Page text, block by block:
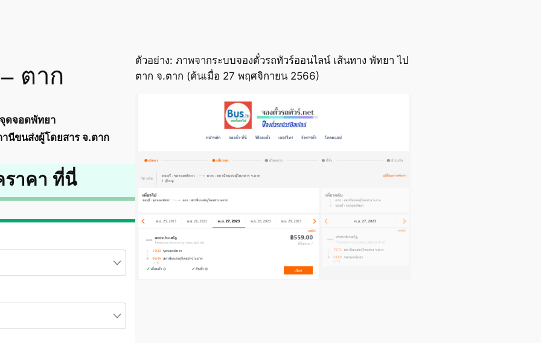
ตาก
จุดจอดพัทยา
านีขนส่งผู้โดยสาร จ.ตาก
ราคา ที่นี่
ตัวอย่าง: ภาพจากระบบจองตั๋วรถทัวร์ออนไลน์ เส้นทาง พัทยา ไป
ตาก จ.ตาก (ค้นเมื่อ 27 พฤศจิกายน 2566)